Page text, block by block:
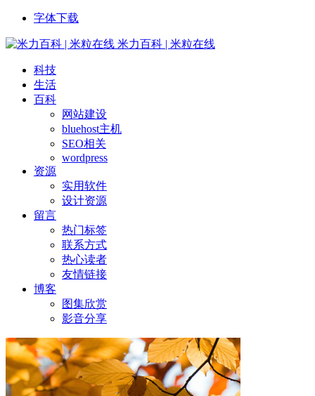
字体下载
米力百科 | 米粒在线
科技
生活
百科
网站建设
bluehost主机
SEO相关
wordpress
资源
实用软件
设计资源
留言
热门标签
联系方式
热心读者
友情链接
博客
图集欣赏
影音分享